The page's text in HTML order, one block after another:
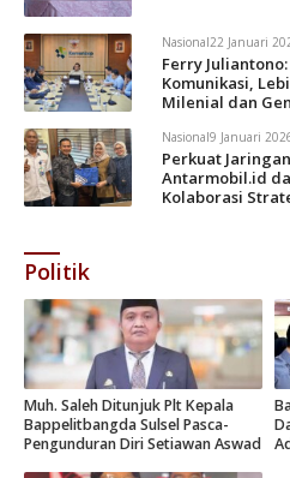
Nasional22 Januari
Ferry
Komunikasi,
Milenial dan
Nasional9 Januari
Perkuat
Antarmobil.id
Kolaborasi
Politik
Muh. Saleh Ditunjuk Plt Kepala
Bappelitbangda Sulsel Pasca-
Pengunduran Diri Setiawan Aswad